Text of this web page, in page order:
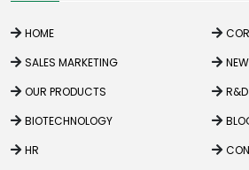
HOME
SALES MARKETING
OUR PRODUCTS
R&D
BIOTECHNOLOGY
HR